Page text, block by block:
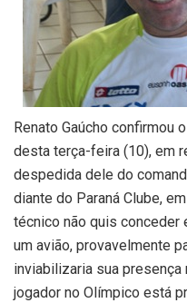
Renato Gaúcho confirmou
desta terça-feira (10), em
despedida dele do
diante do Paraná Clube,
técnico não quis conceder
um avião, provavelmente
inviabilizaria sua presença
jogador no Olímpico está